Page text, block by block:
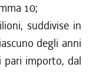
10;
suddivise in
degli anni
importo, dal